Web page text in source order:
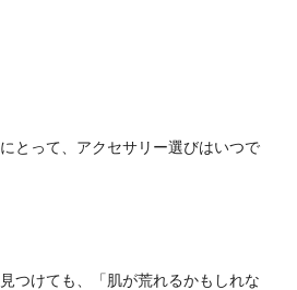
とって、アクセサリー選びはいつで
つけても、「肌が荒れるかもしれな